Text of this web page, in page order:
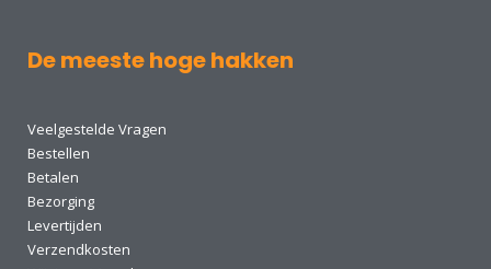
De meeste hoge hakken
Veelgestelde Vragen
Bestellen
Betalen
Bezorging
Levertijden
Verzendkosten